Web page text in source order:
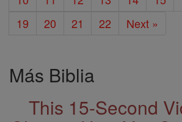
19
20 21 22 Next »
Más Biblia
This 15-Second